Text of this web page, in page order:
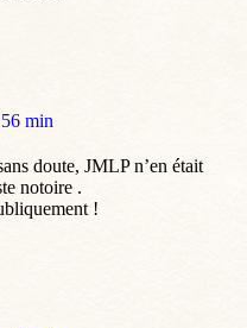
min
doute, JMLP n’en était
notoire .
!